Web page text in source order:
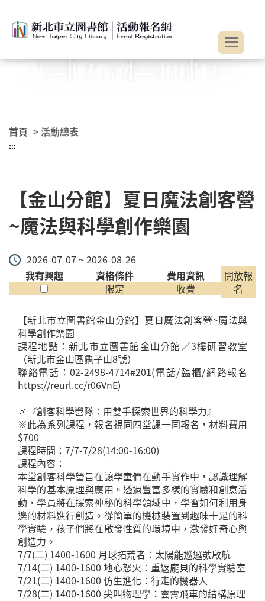
首頁 > 活動總表
:::
【金山分館】夏日魔法創客營
~魔法與科學創作樂園
2026-07-07 ~ 2026-08-26
我有興趣
資格條件
限定
費用資訊
收費
開放報
名
【新北市立圖書館金山分館】夏日魔法創客營~魔法與
科學創作樂園
課程地點：新北市立圖書館金山分館／3樓研習教室
（新北市金山區龜子山8號）
聯絡電話：02-2498-4714#201(電話/臨櫃/網路報名
https://reurl.cc/r06VnE)
🔆『創客科學營隊：用雙手探索世界的科學力』
※此為系列課程，報名視同四堂課一同報名，材料費用
$700
課程時間：7/7-7/28(14:00-16:00)
課程內容：
本堂創客科學營旨在讓學童們在動手實作中，認識理解
科學的基本原理與應用。透過豐富多樣的實驗和創意活
動，學員將在探索神秘的科學領域中，學習如何利用身
邊的材料進行創造。從簡單的機械裝置到趣味十足的科
學實驗，孩子們將在啟發性質的環境中，激發好奇心與
創造力。
7/7(二) 1400-1600 月球拓荒者：太陽能巡邏號啟航
7/14(二) 1400-1600 地心怒火：重返龐貝的科學實驗室
7/21(二) 1400-1600 仿生進化：行走的機器人
7/28(二) 1400-1600 尖叫物理學：雲霄飛車的結構原理